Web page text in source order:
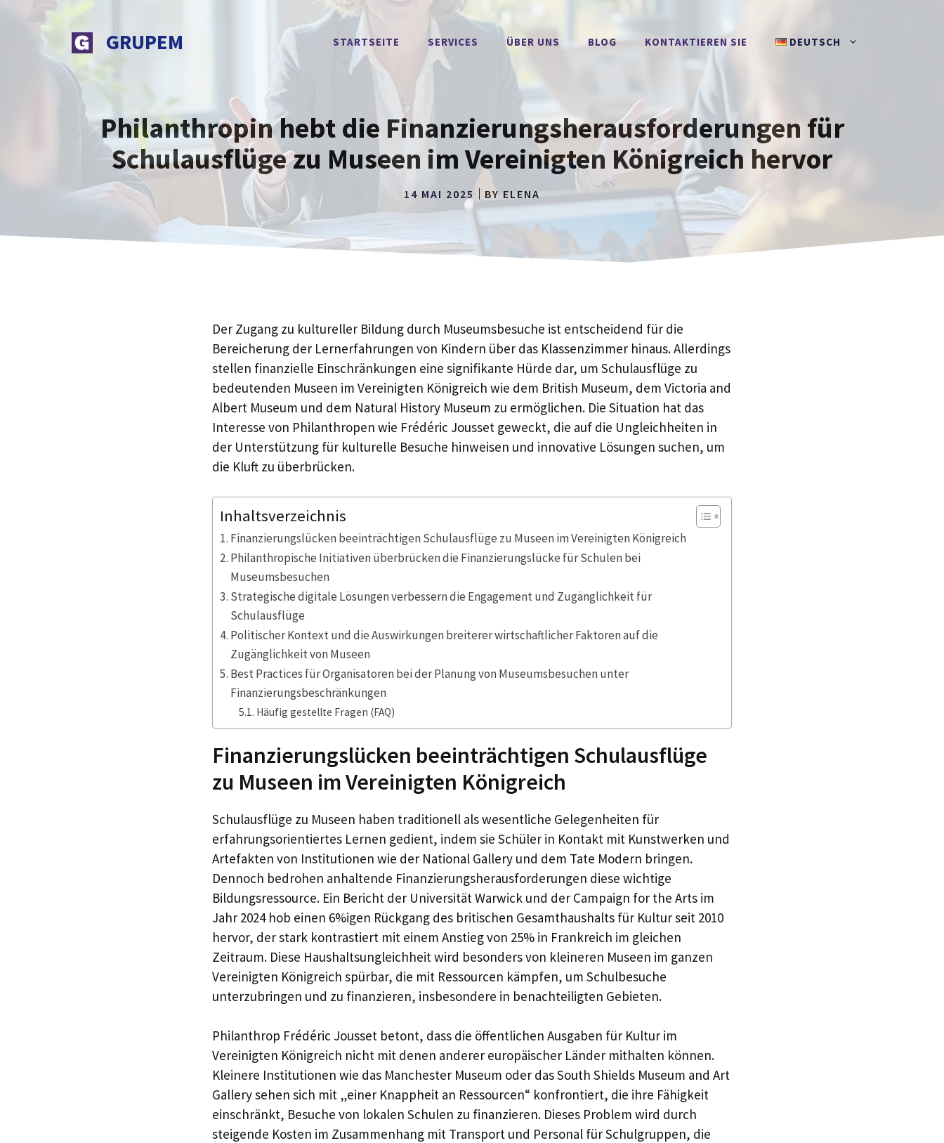
GRUPEM STARTSEITE SERVICES ÜBER UNS BLOG KONTAKTIEREN SIE DEUTSCH
Philanthropin hebt die Finanzierungsherausforderungen für
Schulausflüge zu Museen im Vereinigten Königreich hervor
14 MAI 2025 BY ELENA
Der Zugang zu kultureller Bildung durch Museumsbesuche ist entscheidend für die
Bereicherung der Lernerfahrungen von Kindern über das Klassenzimmer hinaus. Allerdings
stellen finanzielle Einschränkungen eine signifikante Hürde dar, um Schulausflüge zu
bedeutenden Museen im Vereinigten Königreich wie dem British Museum, dem Victoria and
Albert Museum und dem Natural History Museum zu ermöglichen. Die Situation hat das
Interesse von Philanthropen wie Frédéric Jousset geweckt, die auf die Ungleichheiten in
der Unterstützung für kulturelle Besuche hinweisen und innovative Lösungen suchen, um
die Kluft zu überbrücken.
Inhaltsverzeichnis
Finanzierungslücken beeinträchtigen Schulausflüge zu Museen im Vereinigten Königreich
Philanthropische Initiativen überbrücken die Finanzierungslücke für Schulen bei
Museumsbesuchen
Strategische digitale Lösungen verbessern die Engagement und Zugänglichkeit für
Schulausflüge
Politischer Kontext und die Auswirkungen breiterer wirtschaftlicher Faktoren auf die
Zugänglichkeit von Museen
Best Practices für Organisatoren bei der Planung von Museumsbesuchen unter
Finanzierungsbeschränkungen
Häufig gestellte Fragen (FAQ)
Finanzierungslücken beeinträchtigen Schulausflüge
zu Museen im Vereinigten Königreich
Schulausflüge zu Museen haben traditionell als wesentliche Gelegenheiten für
erfahrungsorientiertes Lernen gedient, indem sie Schüler in Kontakt mit Kunstwerken und
Artefakten von Institutionen wie der National Gallery und dem Tate Modern bringen.
Dennoch bedrohen anhaltende Finanzierungsherausforderungen diese wichtige
Bildungsressource. Ein Bericht der Universität Warwick und der Campaign for the Arts im
Jahr 2024 hob einen 6%igen Rückgang des britischen Gesamthaushalts für Kultur seit 2010
hervor, der stark kontrastiert mit einem Anstieg von 25% in Frankreich im gleichen
Zeitraum. Diese Haushaltsungleichheit wird besonders von kleineren Museen im ganzen
Vereinigten Königreich spürbar, die mit Ressourcen kämpfen, um Schulbesuche
unterzubringen und zu finanzieren, insbesondere in benachteiligten Gebieten.
Philanthrop Frédéric Jousset betont, dass die öffentlichen Ausgaben für Kultur im
Vereinigten Königreich nicht mit denen anderer europäischer Länder mithalten können.
Kleinere Institutionen wie das Manchester Museum oder das South Shields Museum and Art
Gallery sehen sich mit „einer Knappheit an Ressourcen“ konfrontiert, die ihre Fähigkeit
einschränkt, Besuche von lokalen Schulen zu finanzieren. Dieses Problem wird durch
steigende Kosten im Zusammenhang mit Transport und Personal für Schulgruppen, die